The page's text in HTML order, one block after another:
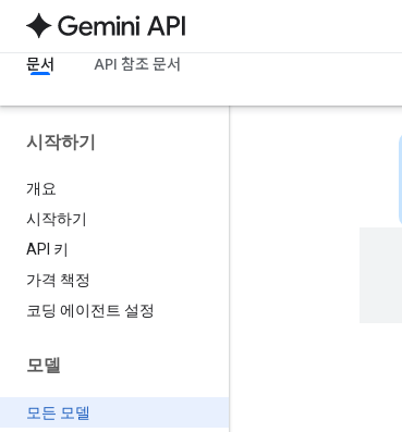
문서 API 참조 문서
시작하기
개요
시작하기
API 키
가격 책정
코딩 에이전트 설정
모델
모든 모델